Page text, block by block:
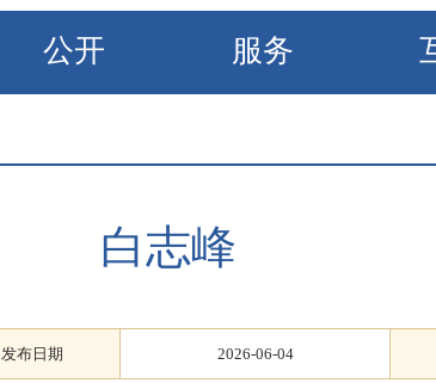
公开 服务
白志峰
发布日期 2026-06-04